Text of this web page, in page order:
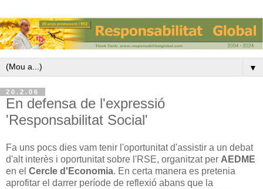
▼
20.2.06
En defensa de l'expressió
'Responsabilitat Social'
Fa uns pocs dies vam tenir l'oportunitat d'assistir a un debat
d'alt interès i oportunitat sobre l'RSE, organitzat per AEDME
en el Cercle d'Economia. En certa manera es pretenia
aprofitar el darrer període de reflexió abans que la